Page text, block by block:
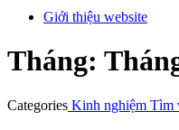
Giới thiệu website
Tháng:
Categories Kinh nghiệm Tìm